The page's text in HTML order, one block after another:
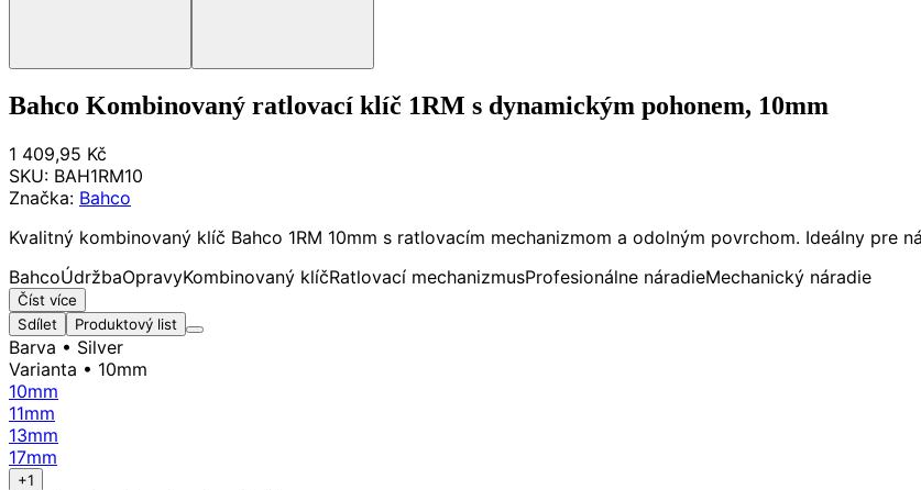
Bahco Kombinovaný ratlovací klíč 1RM s dynamickým pohonem, 10mm
1 409,95 Kč
SKU: BAH1RM10
Značka: Bahco
Kvalitný kombinovaný klíč Bahco 1RM 10mm s ratlovacím mechanizmom a odolným povrchom. Ideálny pre
BahcoÚdržbaOpravyKombinovaný klíčRatlovací mechanizmusProfesionálne náradieMechanický náradie
Číst více
Sdílet
Produktový list
Barva • Silver
Varianta • 10mm
10mm
11mm
13mm
17mm
+1